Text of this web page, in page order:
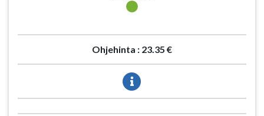
Ohjehinta : 23.35 €